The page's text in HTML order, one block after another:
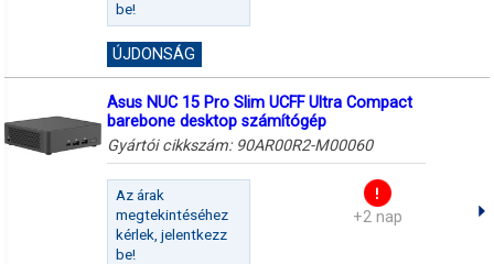
be!
ÚJDONSÁG
Asus NUC 15 Pro Slim UCFF Ultra Compact
barebone desktop számítógép
Gyártói cikkszám: 90AR00R2-M00060
Az árak
megtekintéséhez
kérlek, jelentkezz
be!
+2 nap